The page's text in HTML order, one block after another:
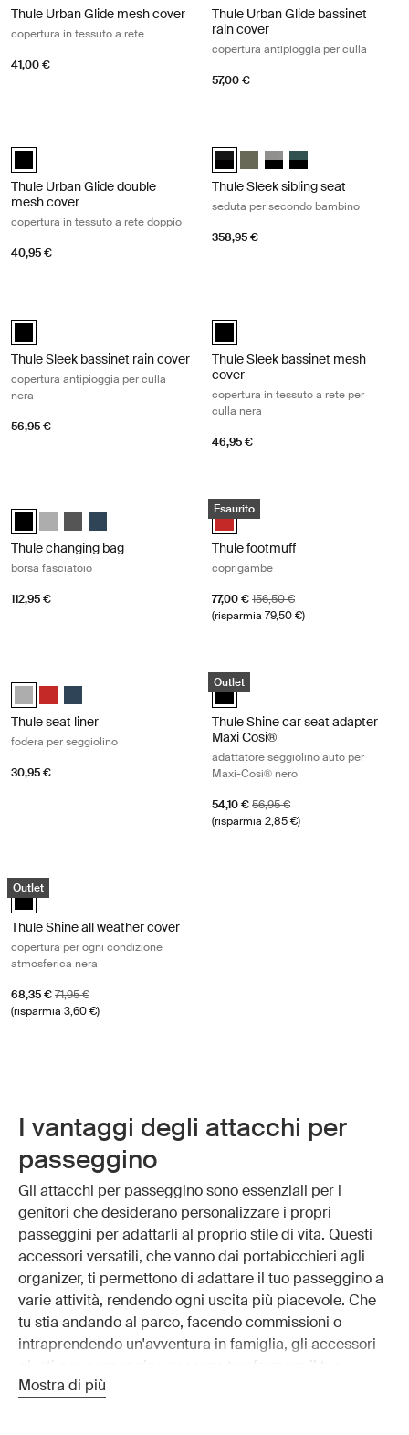
Thule Urban Glide mesh cover
copertura in tessuto a rete
41,00 €
Thule Urban Glide bassinet
rain cover
copertura antipioggia per culla
57,00 €
Thule Urban Glide double mesh cover Nero (selected)
Thule Urban Glide double
mesh cover
copertura in tessuto a rete doppio
40,95 €
Thule Sleek sibling seat Midnight
Thule Sleek sibling seat
Thule Sleek sibling seat
Thule Sleek sibling
Thule Sleek sibling seat
seduta per secondo bambino
358,95 €
Thule Sleek bassinet rain cover Nero (selected)
Thule Sleek bassinet rain cover
copertura antipioggia per culla
nera
56,95 €
Thule Sleek bassinet mesh cover
Thule Sleek bassinet mesh
cover
copertura in tessuto a rete per
culla nera
46,95 €
Thule changing bag borsa fasciatoio Midnight black
Thule changing bag Nero mezzanotte (selected)
Thule changing bag Gray Melange
Thule changing bag Shadow Gray
Thule changing bag Navy Blue
Thule changing bag
borsa fasciatoio
112,95 €
Thule footmuff coprigambe Energy
Esaurito
Thule footmuff Energy Red
Thule footmuff
coprigambe
Prezzo di vendita
77,00 €Prezzo originale
156,50 €
(risparmia 79,50 €)
Thule seat liner fodera per seggiolino Gray melange
Thule seat liner Gray Melange (selected)
Thule seat liner Energy Red
Thule seat liner Navy Blue
Thule seat liner
fodera per seggiolino
30,95 €
Thule Shine car seat adapter
Outlet
Thule Shine car seat adapter
Thule Shine car seat adapter
Maxi Cosi®
adattatore seggiolino auto per
Maxi-Cosi® nero
Prezzo di vendita
54,10 €Prezzo originale
56,95 €
(risparmia 2,85 €)
Thule Shine all weather cover copertura per ogni condizione
Outlet
Thule Shine all weather cover Nero (selected)
Thule Shine all weather cover
copertura per ogni condizione
atmosferica nera
Prezzo di vendita
68,35 €Prezzo originale
71,95 €
(risparmia 3,60 €)
I vantaggi degli attacchi per
passeggino
Gli attacchi per passeggino sono essenziali per i
genitori che desiderano personalizzare i propri
passeggini per adattarli al proprio stile di vita. Questi
accessori versatili, che vanno dai portabicchieri agli
organizer, ti permettono di adattare il tuo passeggino a
varie attività, rendendo ogni uscita più piacevole. Che
tu stia andando al parco, facendo commissioni o
intraprendendo un'avventura in famiglia, gli accessori
giusti per passeggino possono trasformare il tuo
passeggino in un veicolo multifunzionale che soddisfa
Mostra di più